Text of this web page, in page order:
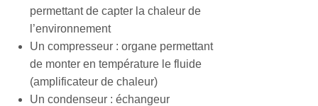
permettant de capter la chaleur de
l’environnement
Un compresseur : organe permettant
de monter en température le fluide
(amplificateur de chaleur)
Un condenseur : échangeur